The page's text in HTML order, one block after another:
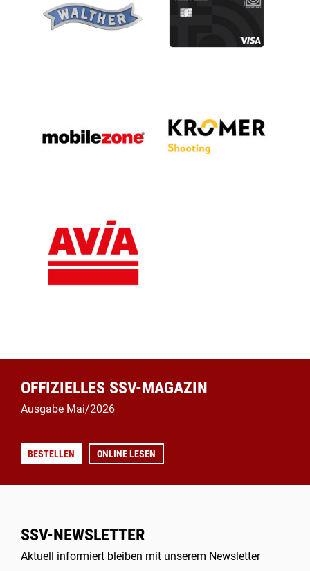
OFFIZIELLES SSV-MAGAZIN
Ausgabe Mai/2026
BESTELLEN ONLINE LESEN
SSV-NEWSLETTER
Aktuell informiert bleiben mit unserem Newsletter